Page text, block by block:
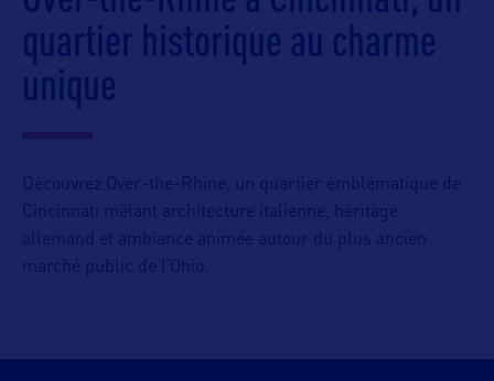
quartier historique au charme
unique
Découvrez Over-the-Rhine, un quartier emblématique de
Cincinnati mêlant architecture italienne, héritage
allemand et ambiance animée autour du plus ancien
marché public de l’Ohio.